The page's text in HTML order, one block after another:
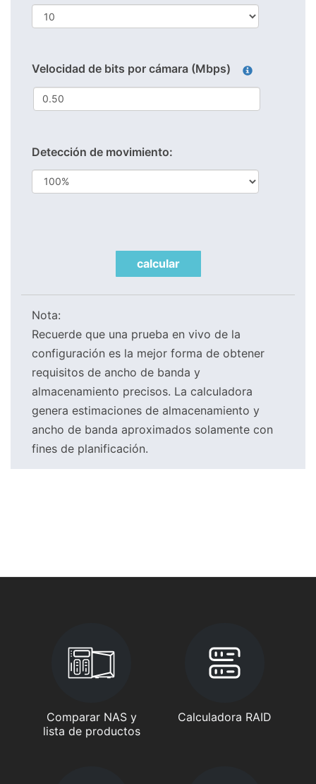
Velocidad de bits por cámara (Mbps)
Detección de movimiento:
calcular
Nota:
Recuerde que una prueba en vivo de la
configuración es la mejor forma de obtener
requisitos de ancho de banda y
almacenamiento precisos. La calculadora
genera estimaciones de almacenamiento y
ancho de banda aproximados solamente con
fines de planificación.
Comparar NAS y
lista de productos
Calculadora RAID